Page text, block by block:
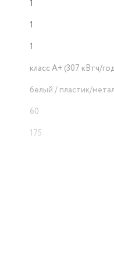
1
1
1
класс A+ (307 кВтч/
белый / пластик/
60
175